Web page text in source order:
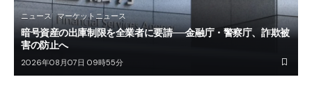
ニュース マーケットニュース
暗号資産の出庫制限を全業者に要請──金融庁・警察庁、詐欺被
害の防止へ
2026年08月07日 09時55分